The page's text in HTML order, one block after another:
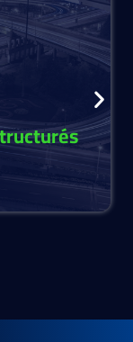
et
en
et